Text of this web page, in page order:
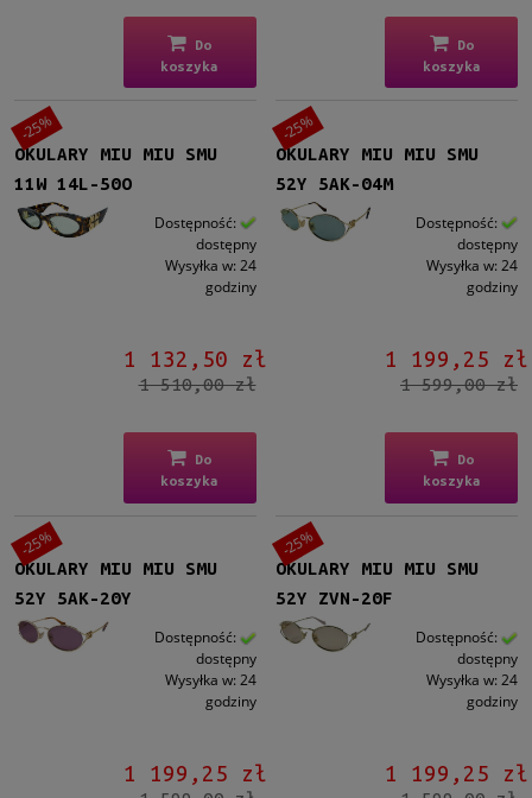
Do
koszyka
Do
koszyka
OKULARY MIU MIU SMU
11W 14L-50O
Dostępność:
dostępny
Wysyłka w: 24
godziny
1 132,50 zł
1 510,00 zł
Do
koszyka
-25%
OKULARY MIU MIU SMU
52Y 5AK-04M
Dostępność:
dostępny
Wysyłka w: 24
godziny
1 199,25 zł
1 599,00 zł
Do
koszyka
-25%
OKULARY MIU MIU SMU
52Y 5AK-20Y
Dostępność:
dostępny
Wysyłka w: 24
godziny
1 199,25 zł
-25%
OKULARY MIU MIU SMU
52Y ZVN-20F
Dostępność:
dostępny
Wysyłka w: 24
godziny
1 199,25 zł
-25%